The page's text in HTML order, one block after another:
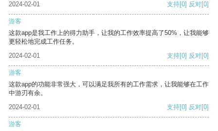
2024-02-01
支持[0] 反对[0]
游客
这款app是我工作上的得力助手，让我的工作效率提高了50%，让我能够
更轻松地完成工作任务。
2024-02-01
支持[0] 反对[0]
游客
这款app的功能非常强大，可以满足我所有的工作需求，让我能够在工作
中游刃有余。
2024-02-01
支持[0] 反对[0]
游客